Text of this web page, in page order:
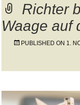
Richter
Waage auf
PUBLISHED ON 1.